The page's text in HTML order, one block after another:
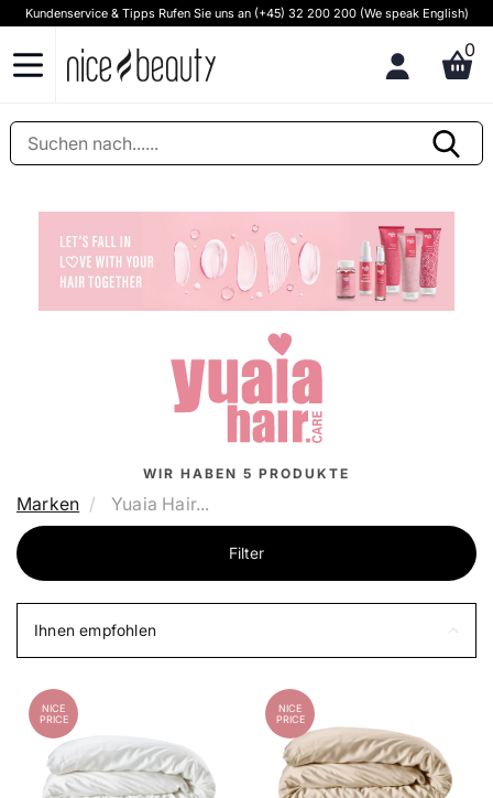
Kundenservice & Tipps Rufen Sie uns an (+45) 32 200 200 (We speak English)
0
WIR HABEN 5 PRODUKTE
Marken Yuaia Hair...
Filter
Ihnen empfohlen
NICE
PRICE
NICE
PRICE